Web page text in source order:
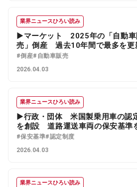
業界ニュースひろい読み
▶マーケット 2025年の「自動車
売」倒産 過去10年間で最多を更
#倒産#自動車販売
2026.04.03
業界ニュースひろい読み
▶行政・団体 米国製乗用車の認
を創設 道路運送車両の保安基準
#保安基準#認定制度
2026.04.03
業界ニュースひろい読み